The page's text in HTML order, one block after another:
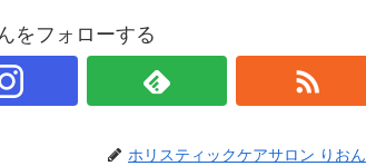
をフォローする
ホリスティックケアサロン りおん